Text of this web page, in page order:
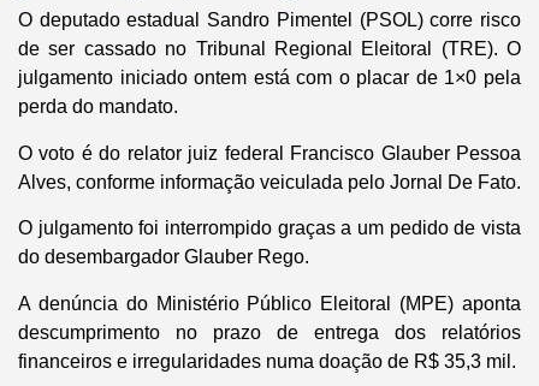
O deputado estadual Sandro Pimentel (PSOL) corre risco
de ser cassado no Tribunal Regional Eleitoral (TRE). O
julgamento iniciado ontem está com o placar de 1×0 pela
perda do mandato.
O voto é do relator juiz federal Francisco Glauber Pessoa
Alves, conforme informação veiculada pelo Jornal De Fato.
O julgamento foi interrompido graças a um pedido de vista
do desembargador Glauber Rego.
A denúncia do Ministério Público Eleitoral (MPE) aponta
descumprimento no prazo de entrega dos relatórios
financeiros e irregularidades numa doação de R$ 35,3 mil.